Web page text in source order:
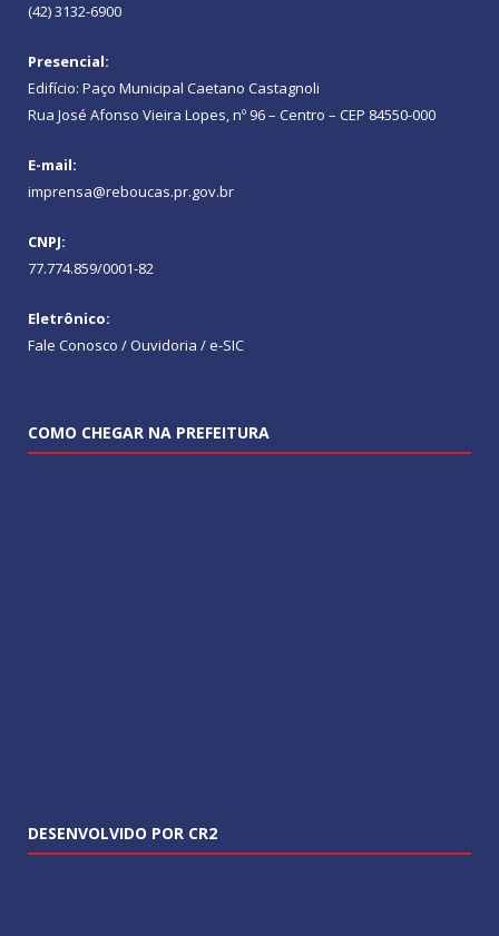
(42) 3132-6900
Presencial:
Edifício: Paço Municipal Caetano Castagnoli
Rua José Afonso Vieira Lopes, nº 96 – Centro – CEP 84550-000
E-mail:
imprensa@reboucas.pr.gov.br
CNPJ:
77.774.859/0001-82
Eletrônico:
Fale Conosco / Ouvidoria / e-SIC
COMO CHEGAR NA PREFEITURA
DESENVOLVIDO POR CR2